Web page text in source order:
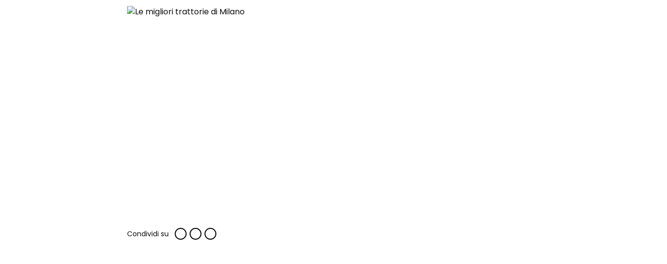
Condividi su